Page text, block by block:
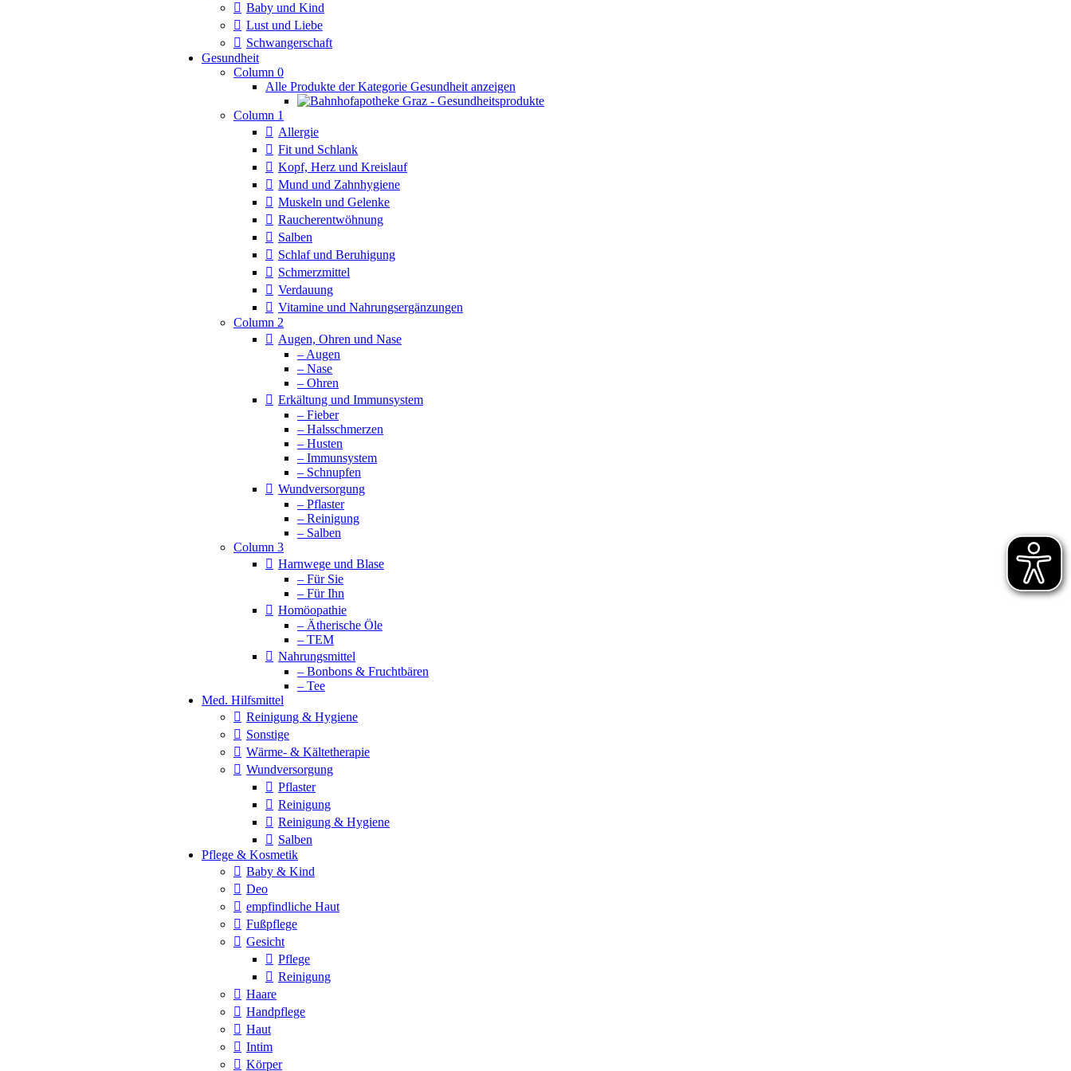
Baby und Kind
Lust und Liebe
Schwangerschaft
Gesundheit
Column 0
Alle Produkte der Kategorie Gesundheit anzeigen
Column 1
Allergie
Fit und Schlank
Kopf, Herz und Kreislauf
Mund und Zahnhygiene
Muskeln und Gelenke
Raucherentwöhnung
Salben
Schlaf und Beruhigung
Schmerzmittel
Verdauung
Vitamine und Nahrungsergänzungen
Column 2
Augen, Ohren und Nase
– Augen
– Nase
– Ohren
Erkältung und Immunsystem
– Fieber
– Halsschmerzen
– Husten
– Immunsystem
– Schnupfen
Wundversorgung
– Pflaster
– Reinigung
– Salben
Column 3
Harnwege und Blase
– Für Sie
– Für Ihn
Homöopathie
– Ätherische Öle
– TEM
Nahrungsmittel
– Bonbons & Fruchtbären
– Tee
Med. Hilfsmittel
Reinigung & Hygiene
Sonstige
Wärme- & Kältetherapie
Wundversorgung
Pflaster
Reinigung
Reinigung & Hygiene
Salben
Pflege & Kosmetik
Baby & Kind
Deo
empfindliche Haut
Fußpflege
Gesicht
Pflege
Reinigung
Haare
Handpflege
Haut
Intim
Körper